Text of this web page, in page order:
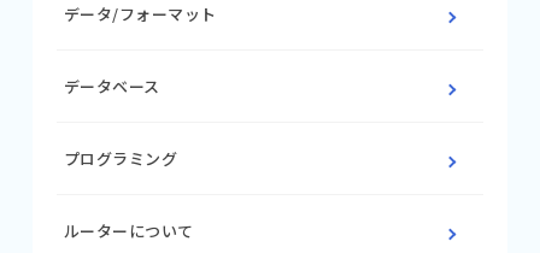
データ/フォーマット
データベース
プログラミング
ルーターについて